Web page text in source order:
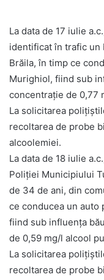
La data de 17 iulie
identificat în trafic un
Brăila, în timp ce
Murighiol, fiind sub
concentrație de 0,77
La solicitarea
recoltarea de probe
alcoolemiei.
La data de 18 iulie
Poliției Municipiului
de 34 de ani, din
ce conducea un auto
fiind sub influența
de 0,59 mg/l alcool
La solicitarea
recoltarea de probe